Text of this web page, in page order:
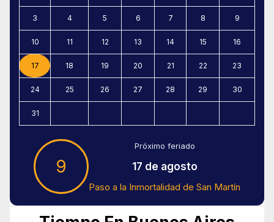
3 4 5 6 7 8 9
10 11 12 13 14 15 16
17 18 19 20 21 22 23
24 25 26 27 28 29 30
31
9
Próximo feriado
17 de agosto
Paso a la Inmortalidad de San Martín